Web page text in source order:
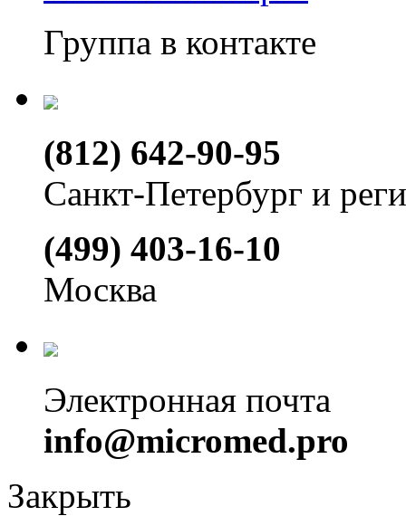
Группа в контакте
(812) 642-90-95
Санкт-Петербург и
(499) 403-16-10
Москва
Электронная почта
info@micromed.pro
Закрыть